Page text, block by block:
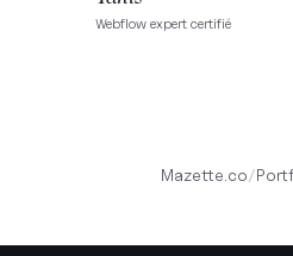
Webflow expert certifié
Mazette.co/